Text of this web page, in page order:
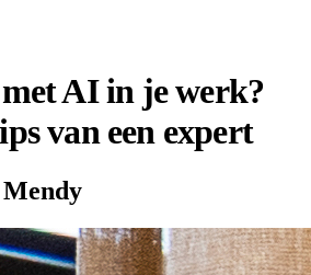
AI in je werk?
van een expert